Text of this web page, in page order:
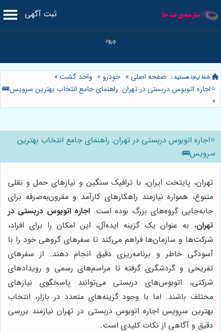
ثبت آگهی
صفحه اصلی » خودرو » واحد گشت»
⭐️اجاره اتوبوس دربستی در تهران: راهنمای جامع انتخاب بهترین سرویس🚌
»
⭐️اجاره اتوبوس دربستی در تهران: راهنمای جامع انتخاب بهترین
سرویس🚌
تهران، پایتخت ایران، با ترافیک سنگین و نیازهای حمل و نقلی
متنوع، همواره نیازمند راهکارهای کارآمد و مقرون‌به‌صرفه برای
جابه‌جایی گروه‌های بزرگ بوده است.اجاره اتوبوس دربستی در
تهران، به عنوان یک گزینه ایده‌آل، این امکان را برای افراد،
شرکت‌ها و سازمان‌ها فراهم می‌کند تا سفرهای گروهی خود را با
آسودگی خاطر و برنامه‌ریزی دقیق انجام دهند. از سفرهای
تفریحی و گردشگری گرفته تا مراسم‌های رسمی و رویدادهای
شرکتی، اتوبوس‌های دربستی می‌توانند پاسخگوی نیازهای
مختلف باشند. اما با وجود گزینه‌های متعدد در بازار، انتخاب
بهترین سرویس اجاره اتوبوس دربستی در تهران نیازمند بررسی
دقیق و آگاهی از نکات کلیدی است.